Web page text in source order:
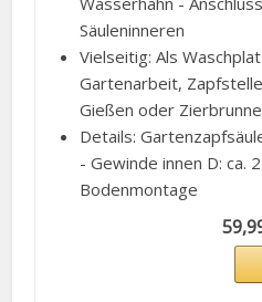
Säuleninneren
Vielseitig: Als
Gartenarbeit,
Gießen oder
Details:
- Gewinde innen D: ca.
Bodenmontage